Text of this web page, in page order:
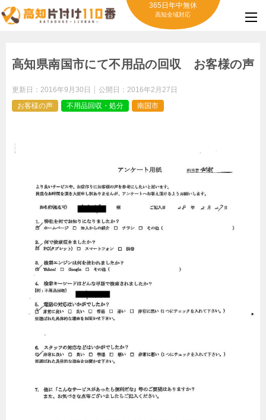
365日年中無休
高知全域対応
高知県南国市にて不用品の回収 お客様の声
更新日： 2016年9月30日 公開日： 2016年2月27日
お客様の声
不用品回収・処分 南国市